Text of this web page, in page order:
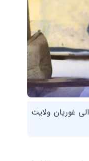
غوریان ولایت